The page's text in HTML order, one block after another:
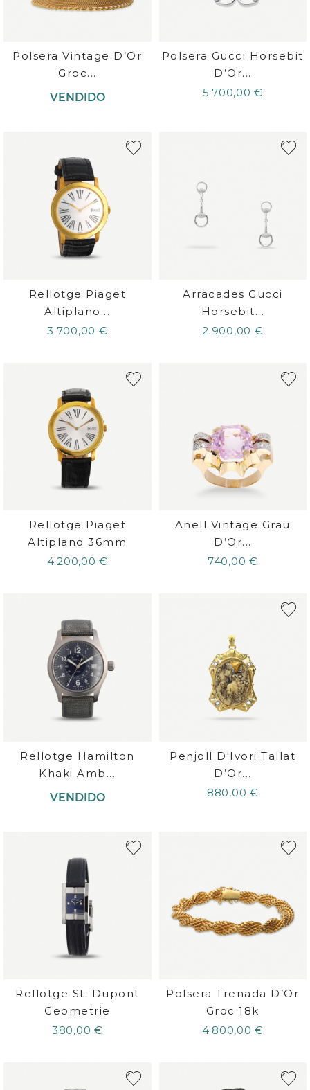
Polsera Vintage D’Or
Groc...
VENDIDO
Polsera Gucci Horsebit
D’Or...
5.700,00 €
Rellotge Piaget
Altiplano...
3.700,00 €
Arracades Gucci
Horsebit...
2.900,00 €
Rellotge Piaget
Altiplano 36mm
4.200,00 €
Anell Vintage Grau
D’Or...
740,00 €
Rellotge Hamilton
Khaki Amb...
VENDIDO
Penjoll D'Ivori Tallat
D’Or...
880,00 €
Rellotge St. Dupont
Geometrie
380,00 €
Polsera Trenada D’Or
Groc 18k
4.800,00 €